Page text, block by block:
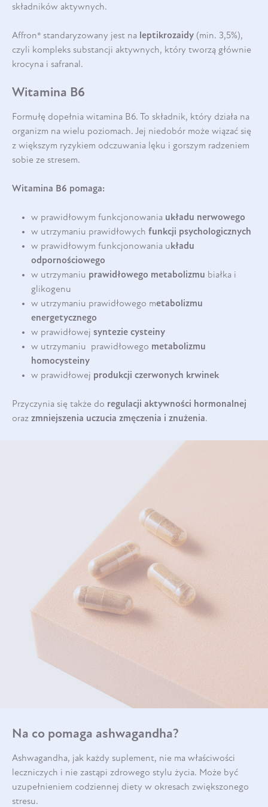
składników aktywnych.
Affron® standaryzowany jest na leptikrozaidy (min. 3,5%),
czyli kompleks substancji aktywnych, który tworzą głównie
krocyna i safranal.
Witamina B6
Formułę dopełnia witamina B6. To składnik, który działa na
organizm na wielu poziomach. Jej niedobór może wiązać się
z większym ryzykiem odczuwania lęku i gorszym radzeniem
sobie ze stresem.
Witamina B6 pomaga:
w prawidłowym funkcjonowania układu nerwowego
w utrzymaniu prawidłowych funkcji psychologicznych
w prawidłowym funkcjonowania u kładu
odpornościowego
w utrzymaniu prawidłowego metabolizmu białka i
glikogenu
w utrzymaniu prawidłowego metabolizmu
energetycznego
w prawidłowej syntezie cysteiny
w utrzymaniu prawidłowego metabolizmu
homocysteiny
w prawidłowej produkcji czerwonych krwinek
Przyczynia się także do regulacji aktywności hormonalnej
oraz zmniejszenia uczucia zmęczenia i znużenia.
Na co pomaga ashwagandha?
Ashwagandha, jak każdy suplement, nie ma właściwości
leczniczych i nie zastąpi zdrowego stylu życia. Może być
uzupełnieniem codziennej diety w okresach zwiększonego
stresu.